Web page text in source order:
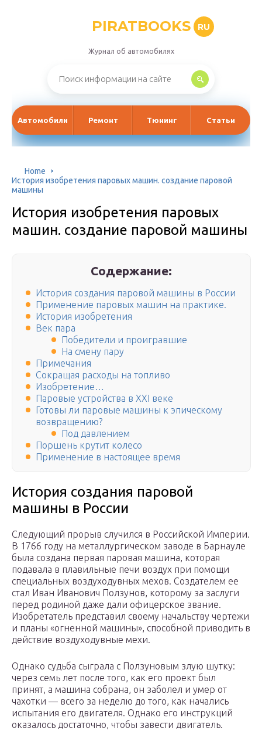
PIRATBOOKS RU
Журнал об автомобилях
Автомобили Ремонт Тюнинг Статьи
Home
История изобретения паровых машин. создание паровой
машины
История изобретения паровых
машин. создание паровой машины
Содержание:
История создания паровой машины в России
Применение паровых машин на практике.
История изобретения
Век пара
Победители и проигравшие
На смену пару
Примечания
Сокращая расходы на топливо
Изобретение…
Паровые устройства в XXI веке
Готовы ли паровые машины к эпическому
возвращению?
Под давлением
Поршень крутит колесо
Применение в настоящее время
История создания паровой
машины в России
Следующий прорыв случился в Российской Империи.
В 1766 году на металлургическом заводе в Барнауле
была создана первая паровая машина, которая
подавала в плавильные печи воздух при помощи
специальных воздуходувных мехов. Создателем ее
стал Иван Иванович Ползунов, которому за заслуги
перед родиной даже дали офицерское звание.
Изобретатель представил своему начальству чертежи
и планы «огненной машины», способной приводить в
действие воздуходувные мехи.
Однако судьба сыграла с Ползуновым злую шутку:
через семь лет после того, как его проект был
принят, а машина собрана, он заболел и умер от
чахотки — всего за неделю до того, как начались
испытания его двигателя. Однако его инструкций
оказалось достаточно, чтобы завести двигатель.